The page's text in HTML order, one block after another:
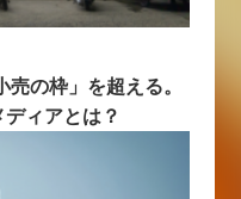
の枠」を超える。
ィアとは？